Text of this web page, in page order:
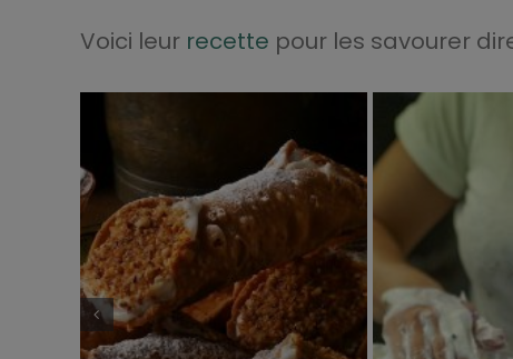
Voici leur recette pour les savourer